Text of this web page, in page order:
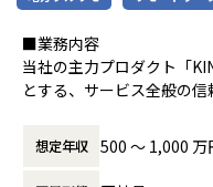
【業務の変更の範囲】
会社の定める範囲
・プロジェクトによっては
勤務実施率は5割を超えて
【業務の変更の範囲】
会社の定める業務
■業務内容
当社の主力プロダクト「
とする、サービス全般の
す。
■具体的な業務内容
想定年収 500 〜 1,000 万